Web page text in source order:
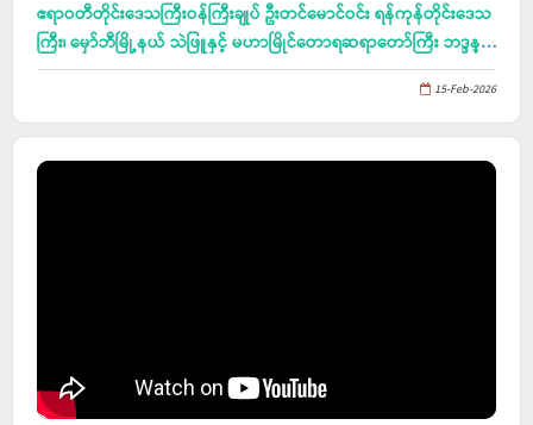
ဧရာဝတီတိုင်းဒေသကြီးဝန်ကြီးချုပ် ဦးတင်မောင်ဝင်း ရန်ကုန်တိုင်းဒေသ
ကြီး၊ မှော်ဘီမြို့နယ် သဲဖြူနှင့် မဟာမြိုင်တောရဆရာတော်ကြီး ဘဒ္ဒန္
တပညာဇောတ၊ သာသနဓဇ ဓမ္မာစရိယ၊ ကမ္မဋ္ဌာနစရိယ မဟာ
ထေရ်မြတ်ထံမှ ပရိတ်တရားတော်နာယူပွဲ အခမ်းအနား တက်ရောက်
ကြည်ညို၊ နုံးတားတမံ တည်ဆောက်ခြင်း လုပ်ငန်းများအား ကြည့်ရှု
စစ်ဆေး၊ မြတ်မော်တင်စေတီတော်မြတ်ကြီး ရင်ပြင်တော် တိုးချဲ့
15-Feb-2026